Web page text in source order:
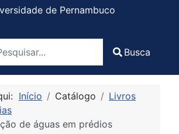
de Pernambuco
Busca
Início Catálogo
Livros
de águas em prédios